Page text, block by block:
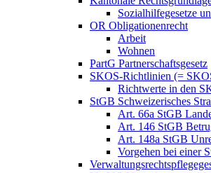
Sozialhilfegesetze
OR Obligationenrecht
Arbeit
Wohnen
PartG Partnerschaftsgesetz
SKOS-Richtlinien (=
Richtwerte in den
StGB Schweizerisches
Art. 66a StGB
Art. 146 StGB
Art. 148a StGB
Vorgehen bei einer